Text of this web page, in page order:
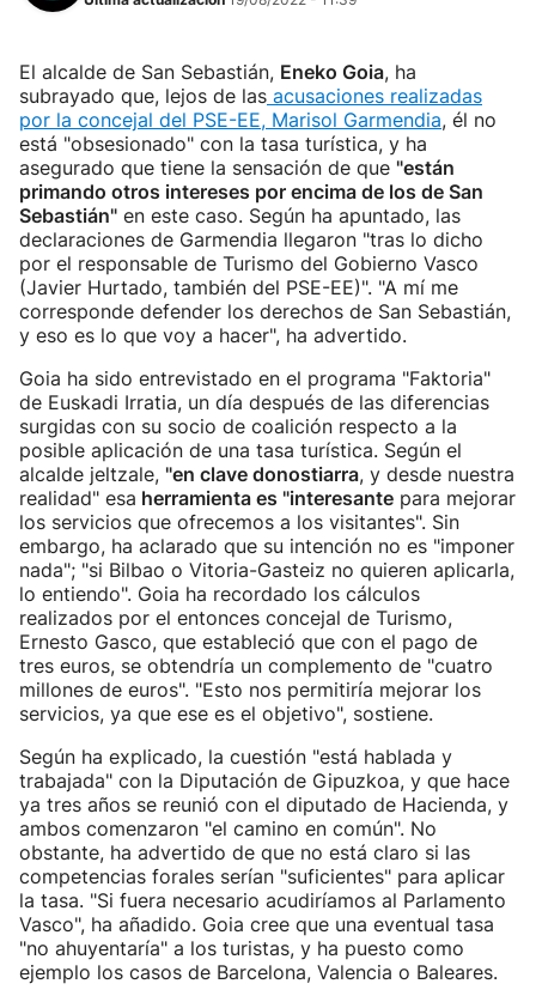
El alcalde de San Sebastián, Eneko Goia, ha
subrayado que, lejos de las acusaciones realizadas
por la concejal del PSE-EE, Marisol Garmendia, él no
está "obsesionado" con la tasa turística, y ha
asegurado que tiene la sensación de que "están
primando otros intereses por encima de los de San
Sebastián" en este caso. Según ha apuntado, las
declaraciones de Garmendia llegaron "tras lo dicho
por el responsable de Turismo del Gobierno Vasco
(Javier Hurtado, también del PSE-EE)". "A mí me
corresponde defender los derechos de San Sebastián,
y eso es lo que voy a hacer", ha advertido.
Goia ha sido entrevistado en el programa "Faktoria"
de Euskadi Irratia, un día después de las diferencias
surgidas con su socio de coalición respecto a la
posible aplicación de una tasa turística. Según el
alcalde jeltzale, "en clave donostiarra, y desde nuestra
realidad" esa herramienta es "interesante para mejorar
los servicios que ofrecemos a los visitantes". Sin
embargo, ha aclarado que su intención no es "imponer
nada"; "si Bilbao o Vitoria-Gasteiz no quieren aplicarla,
lo entiendo". Goia ha recordado los cálculos
realizados por el entonces concejal de Turismo,
Ernesto Gasco, que estableció que con el pago de
tres euros, se obtendría un complemento de "cuatro
millones de euros". "Esto nos permitiría mejorar los
servicios, ya que ese es el objetivo", sostiene.
Según ha explicado, la cuestión "está hablada y
trabajada" con la Diputación de Gipuzkoa, y que hace
ya tres años se reunió con el diputado de Hacienda, y
ambos comenzaron "el camino en común". No
obstante, ha advertido de que no está claro si las
competencias forales serían "suficientes" para aplicar
la tasa. "Si fuera necesario acudiríamos al Parlamento
Vasco", ha añadido. Goia cree que una eventual tasa
"no ahuyentaría" a los turistas, y ha puesto como
ejemplo los casos de Barcelona, Valencia o Baleares.